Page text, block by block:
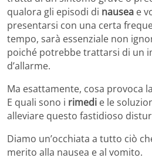
qualora gli episodi di nausea e
presentarsi con una certa
tempo, sarà essenziale non
poiché potrebbe trattarsi di un
d’allarme.
Ma esattamente, cosa provoca
E quali sono i rimedi e le
alleviare questo fastidioso
Diamo un’occhiata a tutto ciò
merito alla nausea e al vomito.